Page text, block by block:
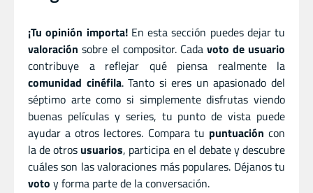
¡Tu opinión importa!En esta sección puedes dejar tu
valoración sobre el compositor. Cada voto de usuario
contribuye a reflejar qué piensa realmente la
comunidad cinéfila. Tanto si eres un apasionado del
séptimo arte como si simplemente disfrutas viendo
buenas películas y series, tu punto de vista puede
ayudar a otros lectores. Compara tu puntuación con
la de otros usuarios, participa en el debate y descubre
cuáles son las valoraciones más populares. Déjanos tu
voto y forma parte de la conversación.